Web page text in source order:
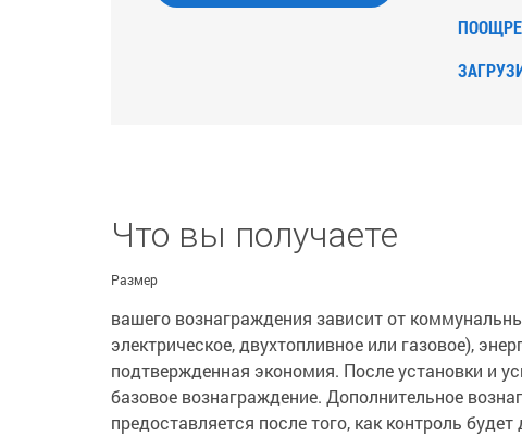
Что вы получаете
Размер
вашего вознаграждения зависит от
электрическое, двухтопливное или газовое),
подтвержденная экономия. После установки и
базовое вознаграждение. Дополнительное
предоставляется после того, как контроль